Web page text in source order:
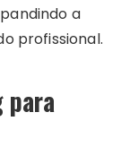
a
profissional.
para